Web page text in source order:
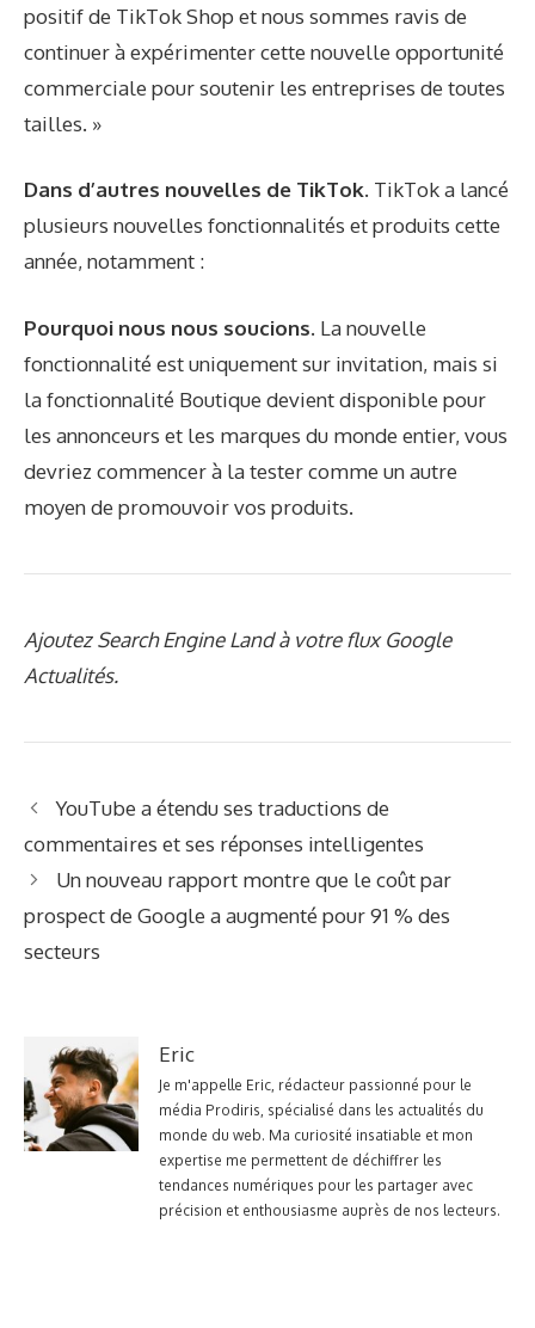
positif de TikTok Shop et nous sommes ravis de
continuer à expérimenter cette nouvelle opportunité
commerciale pour soutenir les entreprises de toutes
tailles. »
Dans d’autres nouvelles de TikTok. TikTok a lancé
plusieurs nouvelles fonctionnalités et produits cette
année, notamment :
Pourquoi nous nous soucions. La nouvelle
fonctionnalité est uniquement sur invitation, mais si
la fonctionnalité Boutique devient disponible pour
les annonceurs et les marques du monde entier, vous
devriez commencer à la tester comme un autre
moyen de promouvoir vos produits.
Ajoutez Search Engine Land à votre flux Google
Actualités.
YouTube a étendu ses traductions de
commentaires et ses réponses intelligentes
Un nouveau rapport montre que le coût par
prospect de Google a augmenté pour 91 % des
secteurs
Eric
Je m'appelle Eric, rédacteur passionné pour le
média Prodiris, spécialisé dans les actualités du
monde du web. Ma curiosité insatiable et mon
expertise me permettent de déchiffrer les
tendances numériques pour les partager avec
précision et enthousiasme auprès de nos lecteurs.